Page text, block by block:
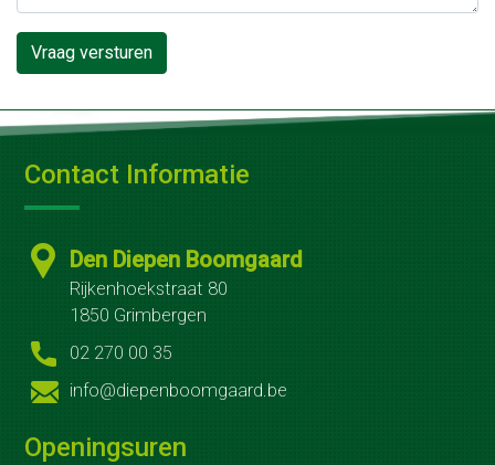
Groenonderhoud
ruimten
Bedrijfsterreinen
jou
thuis
Winterwerk
Contact Informatie
Den Diepen Boomgaard
Rijkenhoekstraat 80
1850 Grimbergen
02 270 00 35
info@diepenboomgaard.be
Openingsuren